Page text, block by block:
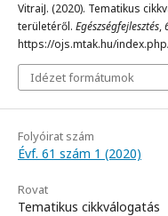
VitraiJ. (2020). Tematikus
területéről. Egészségfejlesztés,
https://ojs.mtak.hu/
Idézet formátumok
Folyóirat szám
Évf. 61 szám 1 (2020)
Rovat
Tematikus cikkválogatás